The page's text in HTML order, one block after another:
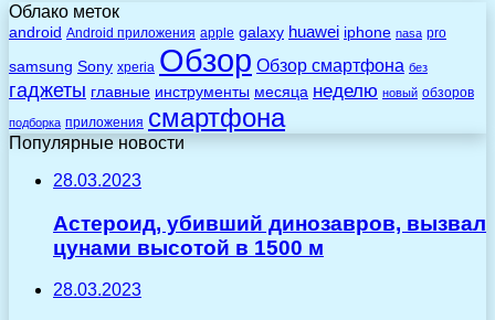
Облако меток
android Android приложения apple galaxy huawei iphone nasa pro
samsung Sony xperia Обзор Обзор смартфона без
гаджеты главные инструменты месяца неделю новый обзоров
подборка приложения смартфона
Популярные новости
28.03.2023
Астероид, убивший динозавров, вызвал
цунами высотой в 1500 м
28.03.2023